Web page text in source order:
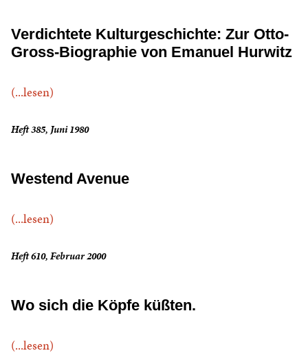
Verdichtete Kulturgeschichte: Zur Otto-
Gross-Biographie von Emanuel Hurwitz
(...lesen)
Heft 385, Juni 1980
Westend Avenue
(...lesen)
Heft 610, Februar 2000
Wo sich die Köpfe küßten.
(...lesen)